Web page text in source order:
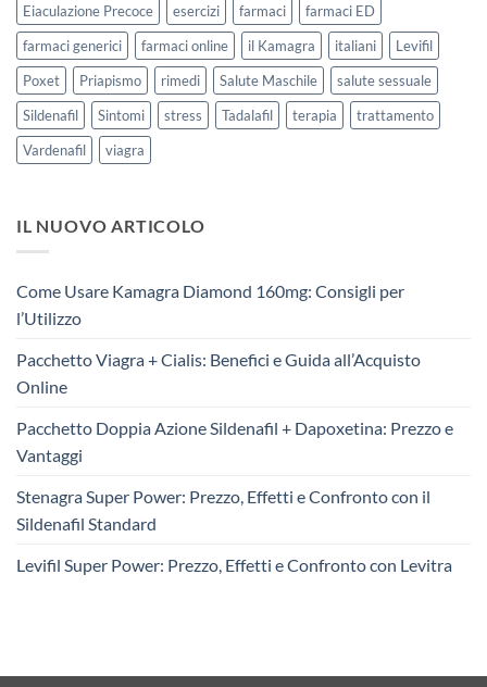
Eiaculazione Precoce
esercizi farmaci
farmaci ED
farmaci generici
farmaci online il Kamagra italiani
Levifil
Poxet
Priapismo rimedi Salute Maschile
salute sessuale
Sildenafil
Sintomi stress Tadalafil terapia
trattamento
Vardenafil
viagra
IL NUOVO ARTICOLO
Come Usare Kamagra Diamond 160mg: Consigli per
l’Utilizzo
Pacchetto Viagra + Cialis: Benefici e Guida all’Acquisto
Online
Pacchetto Doppia Azione Sildenafil + Dapoxetina: Prezzo e
Vantaggi
Stenagra Super Power: Prezzo, Effetti e Confronto con il
Sildenafil Standard
Levifil Super Power: Prezzo, Effetti e Confronto con Levitra